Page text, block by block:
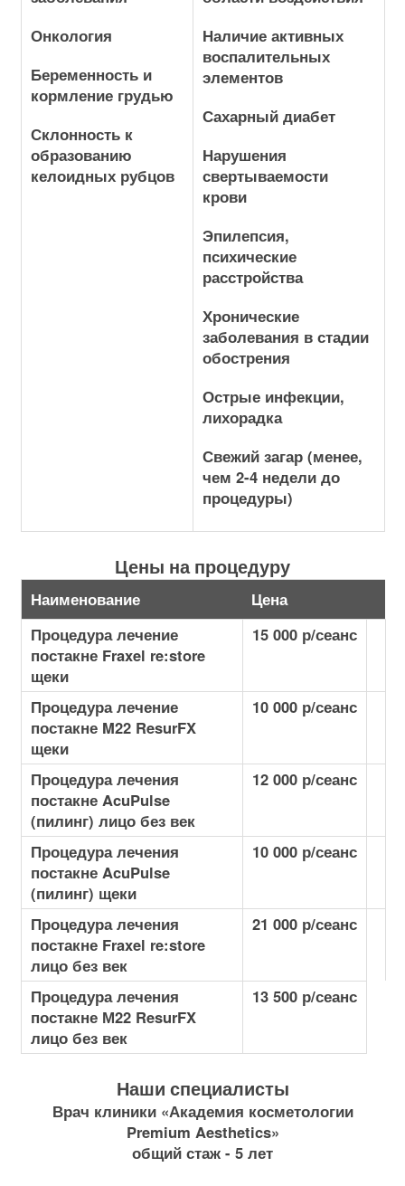
Онкология
Беременность и
кормление грудью
Склонность к
образованию
келоидных рубцов
Наличие активных
воспалительных
элементов
Сахарный диабет
Нарушения
свертываемости
крови
Эпилепсия,
психические
расстройства
Хронические
заболевания в стадии
обострения
Острые инфекции,
лихорадка
Свежий загар (менее,
чем 2-4 недели до
процедуры)
Цены на процедуру
Наименование
Цена
Процедура лечение
постакне Fraxel re:store
щеки
15 000 р/сеанс
Процедура лечение
постакне M22 ResurFX
щеки
10 000 р/сеанс
Процедура лечения
постакне AcuPulse
(пилинг) лицо без век
12 000 р/сеанс
Процедура лечения
постакне AcuPulse
(пилинг) щеки
10 000 р/сеанс
Процедура лечения
постакне Fraxel re:store
лицо без век
21 000 р/сеанс
Процедура лечения
постакне М22 ResurFX
лицо без век
13 500 р/сеанс
Наши специалисты
Врач клиники «Академия косметологии
Premium Aesthetics»
общий стаж - 5 лет